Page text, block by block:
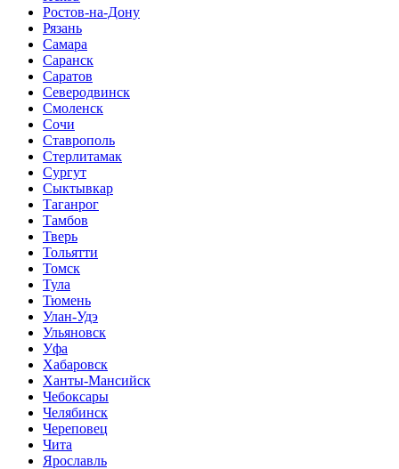
Ростов-на-Дону
Рязань
Самара
Саранск
Саратов
Северодвинск
Смоленск
Сочи
Ставрополь
Стерлитамак
Сургут
Сыктывкар
Таганрог
Тамбов
Тверь
Тольятти
Томск
Тула
Тюмень
Улан-Удэ
Ульяновск
Уфа
Хабаровск
Ханты-Мансийск
Чебоксары
Челябинск
Череповец
Чита
Ярославль